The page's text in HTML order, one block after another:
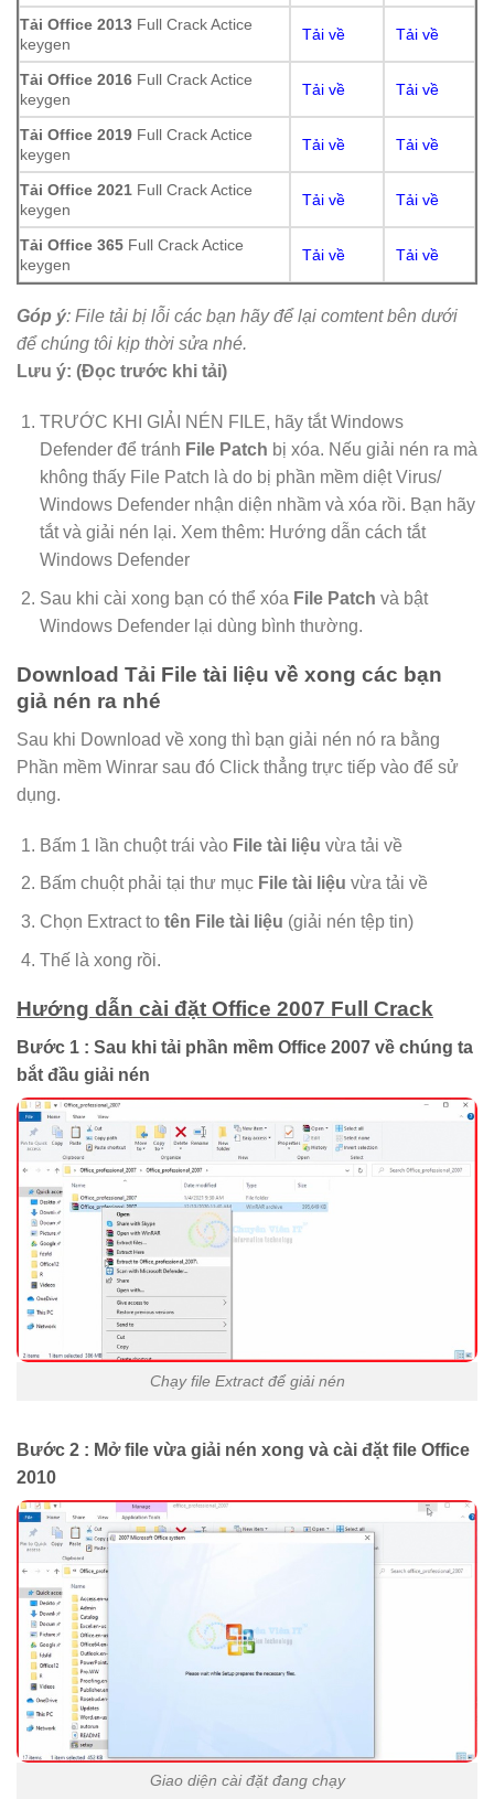
Tải Office 2013 Full Crack Actice
keygen
Tải về Tải về
Tải Office 2016 Full Crack Actice
keygen
Tải về Tải về
Tải Office 2019 Full Crack Actice
keygen
Tải về Tải về
Tải Office 2021 Full Crack Actice
keygen
Tải về Tải về
Tải Office 365 Full Crack Actice
keygen
Tải về Tải về
Góp ý: File tải bị lỗi các bạn hãy để lại comtent bên dưới
để chúng tôi kịp thời sửa nhé.
Lưu ý: (Đọc trước khi tải)
TRƯỚC KHI GIẢI NÉN FILE, hãy tắt Windows
Defender để tránh File Patch bị xóa. Nếu giải nén ra mà
không thấy File Patch là do bị phần mềm diệt Virus/
Windows Defender nhận diện nhầm và xóa rồi. Bạn hãy
tắt và giải nén lại. Xem thêm: Hướng dẫn cách tắt
Windows Defender
Sau khi cài xong bạn có thể xóa File Patch và bật
Windows Defender lại dùng bình thường.
Download Tải File tài liệu về xong các bạn
giả nén ra nhé
Sau khi Download về xong thì bạn giải nén nó ra bằng
Phần mềm Winrar sau đó Click thẳng trực tiếp vào để sử
dụng.
Bấm 1 lần chuột trái vào File tài liệu vừa tải về
Bấm chuột phải tại thư mục File tài liệu vừa tải về
Chọn Extract to tên File tài liệu (giải nén tệp tin)
Thế là xong rồi.
Hướng dẫn cài đặt Office 2007 Full Crack
Bước 1 : Sau khi tải phần mềm Office 2007 về chúng ta
bắt đầu giải nén
Chạy file Extract để giải nén
Bước 2 : Mở file vừa giải nén xong và cài đặt file Office
2010
Giao diện cài đặt đang chạy